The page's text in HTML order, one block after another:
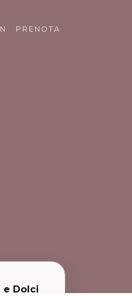
PRENOTA
e Dolci